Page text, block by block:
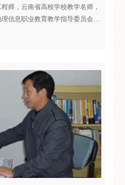
师，云南省高校学校教学名师，
信息职业教育教学指导委员会委
五”省级以上教材4本、主编或参